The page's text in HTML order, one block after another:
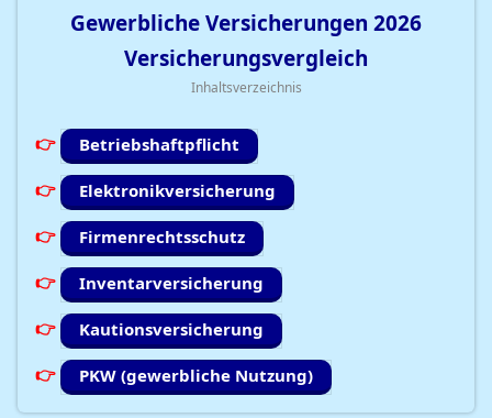
Gewerbliche Versicherungen 2026
Versicherungsvergleich
Inhaltsverzeichnis
Betriebshaftpflicht
Elektronikversicherung
Firmenrechtsschutz
Inventarversicherung
Kautionsversicherung
PKW (gewerbliche Nutzung)